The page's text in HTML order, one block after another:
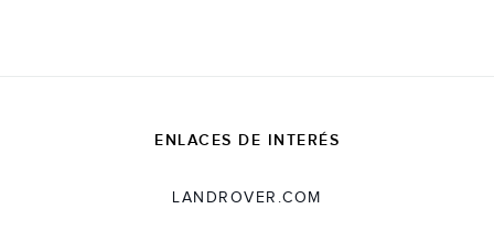
ENLACES DE INTERÉS
LANDROVER.COM